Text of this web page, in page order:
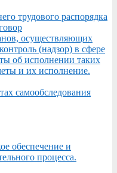
трудового распорядка
осуществляющих
(надзор) в сфере
об исполнении таких
и их исполнение.
самообследования
обеспечение и
процесса.